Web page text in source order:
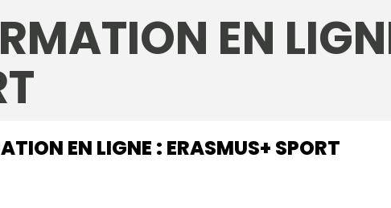
JUILLET 24, 2026
EN
EN LIGNE : ERASMUS+ SPORT